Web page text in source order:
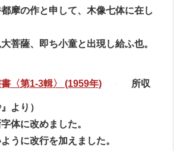
摩の作と申して、木像七体に在し
菩薩、即ち小童と出現し給ふ也。
〈第1-3輯〉 (1959年) 所収
より）
体に改めました。
うに改行を加えました。